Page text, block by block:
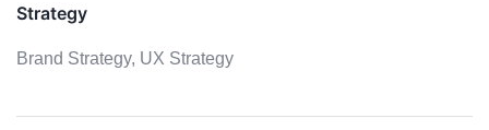
Strategy
Brand Strategy, UX Strategy